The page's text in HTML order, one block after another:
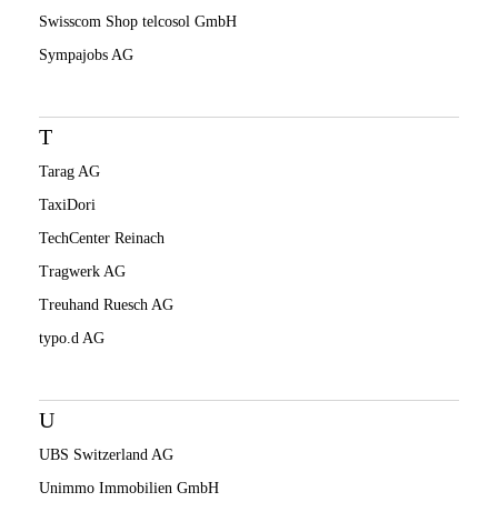
Swisscom Shop telcosol GmbH
Sympajobs AG
T
Tarag AG
TaxiDori
TechCenter Reinach
Tragwerk AG
Treuhand Ruesch AG
typo.d AG
U
UBS Switzerland AG
Unimmo Immobilien GmbH